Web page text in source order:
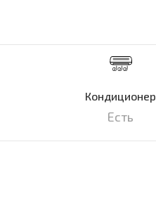
Кондиционер
Есть